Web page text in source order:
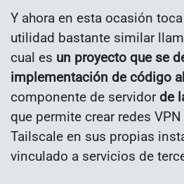
Y ahora en esta ocasión
utilidad bastante similar
cual es un proyecto que se
implementación de código
componente de servidor de
que permite crear redes
Tailscale en sus propias
vinculado a servicios de